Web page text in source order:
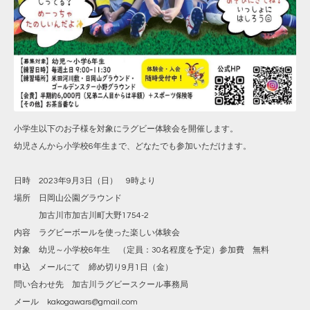
小学生以下のお子様を対象にラグビー体験会を開催します。
幼児さんから小学校6年生まで、どなたでも参加いただけます。
日時 2023年9月3日（日） 9時より
場所 日岡山公園グラウンド
加古川市加古川町大野1754-2
内容 ラグビーボールを使った楽しい体験会
対象 幼児～小学校6年生 （定員：30名程度を予定）参加費 無料
申込 メールにて 締め切り9月1日（金）
問い合わせ先 加古川ラグビースクール事務局
メール kakogawars@gmail.com